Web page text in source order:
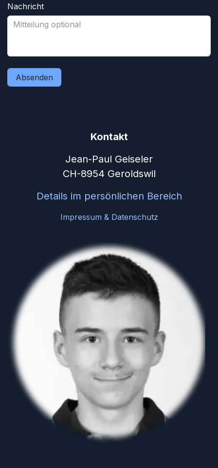
Nachricht
Absenden
Kontakt
Jean-Paul Geiseler
CH-8954 Geroldswil
Details im persönlichen Bereich
Impressum & Datenschutz